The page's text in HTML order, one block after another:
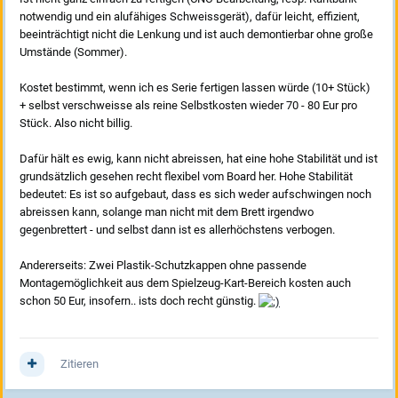
notwendig und ein alufähiges Schweissgerät), dafür leicht, effizient,
beeinträchtigt nicht die Lenkung und ist auch demontierbar ohne große
Umstände (Sommer).
Kostet bestimmt, wenn ich es Serie fertigen lassen würde (10+ Stück)
+ selbst verschweisse als reine Selbstkosten wieder 70 - 80 Eur pro
Stück. Also nicht billig.
Dafür hält es ewig, kann nicht abreissen, hat eine hohe Stabilität und ist
grundsätzlich gesehen recht flexibel vom Board her. Hohe Stabilität
bedeutet: Es ist so aufgebaut, dass es sich weder aufschwingen noch
abreissen kann, solange man nicht mit dem Brett irgendwo
gegenbrettert - und selbst dann ist es allerhöchstens verbogen.
Andererseits: Zwei Plastik-Schutzkappen ohne passende
Montagemöglichkeit aus dem Spielzeug-Kart-Bereich kosten auch
schon 50 Eur, insofern.. ists doch recht günstig.
Zitieren